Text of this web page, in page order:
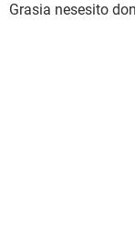
Grasia nesesito